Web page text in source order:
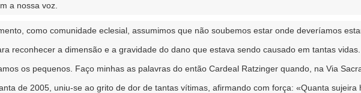
a nossa voz.
como comunidade eclesial, assumimos que não soubemos estar onde deveríamos
reconhecer a dimensão e a gravidade do dano que estava sendo causado em tantas
os pequenos. Faço minhas as palavras do então Cardeal Ratzinger quando, na Via
de 2005, uniu-se ao grito de dor de tantas vítimas, afirmando com força: «Quanta sujeira